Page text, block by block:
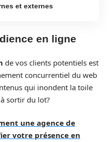
et externes
en ligne
de vos clients potentiels est
concurrentiel du web
qui inondent la toile
sortir du lot?
une agence de
votre présence en